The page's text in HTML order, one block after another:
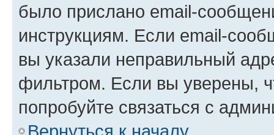
было прислано email-
инструкциям. Если email-
вы указали неправильный
фильтром. Если вы уверены,
попробуйте связаться с
Вернуться к началу